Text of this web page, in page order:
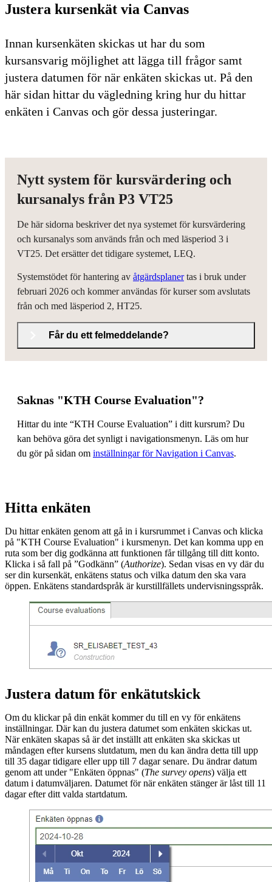
Justera kursenkät via Canvas
Innan kursenkäten skickas ut har du som
kursansvarig möjlighet att lägga till frågor samt
justera datumen för när enkäten skickas ut. På den
här sidan hittar du vägledning kring hur du hittar
enkäten i Canvas och gör dessa justeringar.
Nytt system för kursvärdering och
kursanalys från P3 VT25
De här sidorna beskriver det nya systemet för kursvärdering
och kursanalys som används från och med läsperiod 3 i
VT25. Det ersätter det tidigare systemet, LEQ.
Systemstödet för hantering av åtgärdsplanertas i bruk under
februari 2026 och kommer användas för kurser som avslutats
från och med läsperiod 2, HT25.
Får du ett felmeddelande?
Saknas "KTH Course Evaluation"?
Hittar du inte “KTH Course Evaluation” i ditt kursrum? Du
kan behöva göra det synligt i navigationsmenyn. Läs om hur
du gör på sidan om inställningar för Navigation i Canvas.
Hitta enkäten
Du hittar enkäten genom att gå in i kursrummet i Canvas och klicka
på "KTH Course Evaluation" i kursmenyn. Det kan komma upp en
ruta som ber dig godkänna att funktionen får tillgång till ditt konto.
Klicka i så fall på ”Godkänn” (Authorize). Sedan visas en vy där du
ser din kursenkät, enkätens status och vilka datum den ska vara
öppen. Enkätens standardspråk är kurstillfällets undervisningsspråk.
Justera datum för enkätutskick
Om du klickar på din enkät kommer du till en vy för enkätens
inställningar. Där kan du justera datumet som enkäten skickas ut.
När enkäten skapas så är det inställt att enkäten ska skickas ut
måndagen efter kursens slutdatum, men du kan ändra detta till upp
till 35 dagar tidigare eller upp till 7 dagar senare. Du ändrar datum
genom att under "Enkäten öppnas" (The survey opens) välja ett
datum i datumväljaren. Datumet för när enkäten stänger är låst till 11
dagar efter ditt valda startdatum.